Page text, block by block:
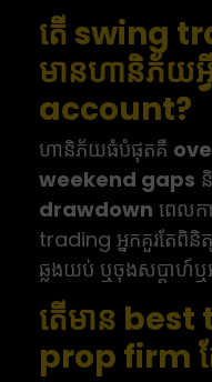
តើ swing
មានហានិភ័យ
account?
ហានិភ័យធំបំផុតគឺ
weekend gaps
drawdown ពេលក
trading អ្នកគួរតែពិនិ
ឆ្លងយប់ ឬចុងសប្តាហ៍
តើមាន
prop firm